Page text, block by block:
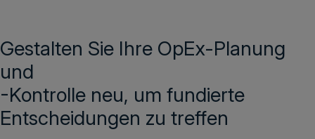
Gestalten Sie Ihre OpEx-Planung
und
-Kontrolle neu, um fundierte
Entscheidungen zu treffen